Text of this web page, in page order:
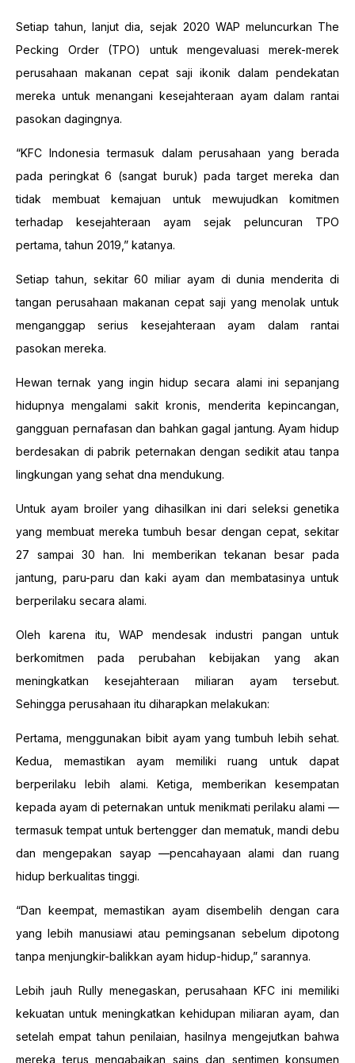
Setiap tahun, lanjut dia, sejak 2020 WAP meluncurkan The
Pecking Order (TPO) untuk mengevaluasi merek-merek
perusahaan makanan cepat saji ikonik dalam pendekatan
mereka untuk menangani kesejahteraan ayam dalam rantai
pasokan dagingnya.
“KFC Indonesia termasuk dalam perusahaan yang berada
pada peringkat 6 (sangat buruk) pada target mereka dan
tidak membuat kemajuan untuk mewujudkan komitmen
terhadap kesejahteraan ayam sejak peluncuran TPO
pertama, tahun 2019,” katanya.
Setiap tahun, sekitar 60 miliar ayam di dunia menderita di
tangan perusahaan makanan cepat saji yang menolak untuk
menganggap serius kesejahteraan ayam dalam rantai
pasokan mereka.
Hewan ternak yang ingin hidup secara alami ini sepanjang
hidupnya mengalami sakit kronis, menderita kepincangan,
gangguan pernafasan dan bahkan gagal jantung. Ayam hidup
berdesakan di pabrik peternakan dengan sedikit atau tanpa
lingkungan yang sehat dna mendukung.
Untuk ayam broiler yang dihasilkan ini dari seleksi genetika
yang membuat mereka tumbuh besar dengan cepat, sekitar
27 sampai 30 han. Ini memberikan tekanan besar pada
jantung, paru-paru dan kaki ayam dan membatasinya untuk
berperilaku secara alami.
Oleh karena itu, WAP mendesak industri pangan untuk
berkomitmen pada perubahan kebijakan yang akan
meningkatkan kesejahteraan miliaran ayam tersebut.
Sehingga perusahaan itu diharapkan melakukan:
Pertama, menggunakan bibit ayam yang tumbuh lebih sehat.
Kedua, memastikan ayam memiliki ruang untuk dapat
berperilaku lebih alami. Ketiga, memberikan kesempatan
kepada ayam di peternakan untuk menikmati perilaku alami —
termasuk tempat untuk bertengger dan mematuk, mandi debu
dan mengepakan sayap —pencahayaan alami dan ruang
hidup berkualitas tinggi.
“Dan keempat, memastikan ayam disembelih dengan cara
yang lebih manusiawi atau pemingsanan sebelum dipotong
tanpa menjungkir-balikkan ayam hidup-hidup,” sarannya.
Lebih jauh Rully menegaskan, perusahaan KFC ini memiliki
kekuatan untuk meningkatkan kehidupan miliaran ayam, dan
setelah empat tahun penilaian, hasilnya mengejutkan bahwa
mereka terus mengabaikan sains dan sentimen konsumen